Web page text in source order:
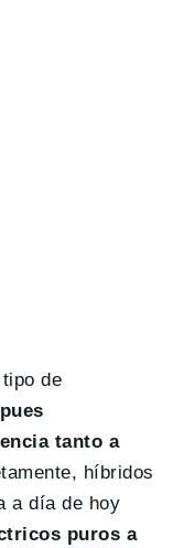
de
pues
tanto a
híbridos
a día de hoy
puros a